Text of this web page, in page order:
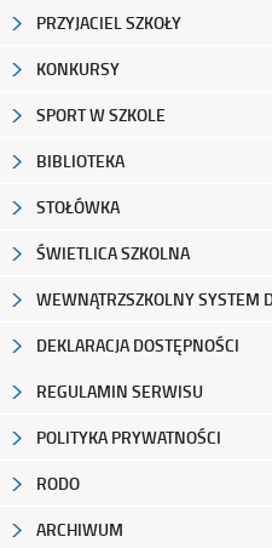
PRZYJACIEL SZKOŁY
KONKURSY
SPORT W SZKOLE
BIBLIOTEKA
STOŁÓWKA
ŚWIETLICA SZKOLNA
WEWNĄTRZSZKOLNY SYSTEM
DEKLARACJA DOSTĘPNOŚCI
REGULAMIN SERWISU
POLITYKA PRYWATNOŚCI
RODO
ARCHIWUM